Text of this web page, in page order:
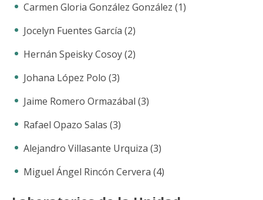
Carmen Gloria González González (1)
Jocelyn Fuentes García (2)
Hernán Speisky Cosoy (2)
Johana López Polo (3)
Jaime Romero Ormazábal (3)
Rafael Opazo Salas (3)
Alejandro Villasante Urquiza (3)
Miguel Ángel Rincón Cervera (4)